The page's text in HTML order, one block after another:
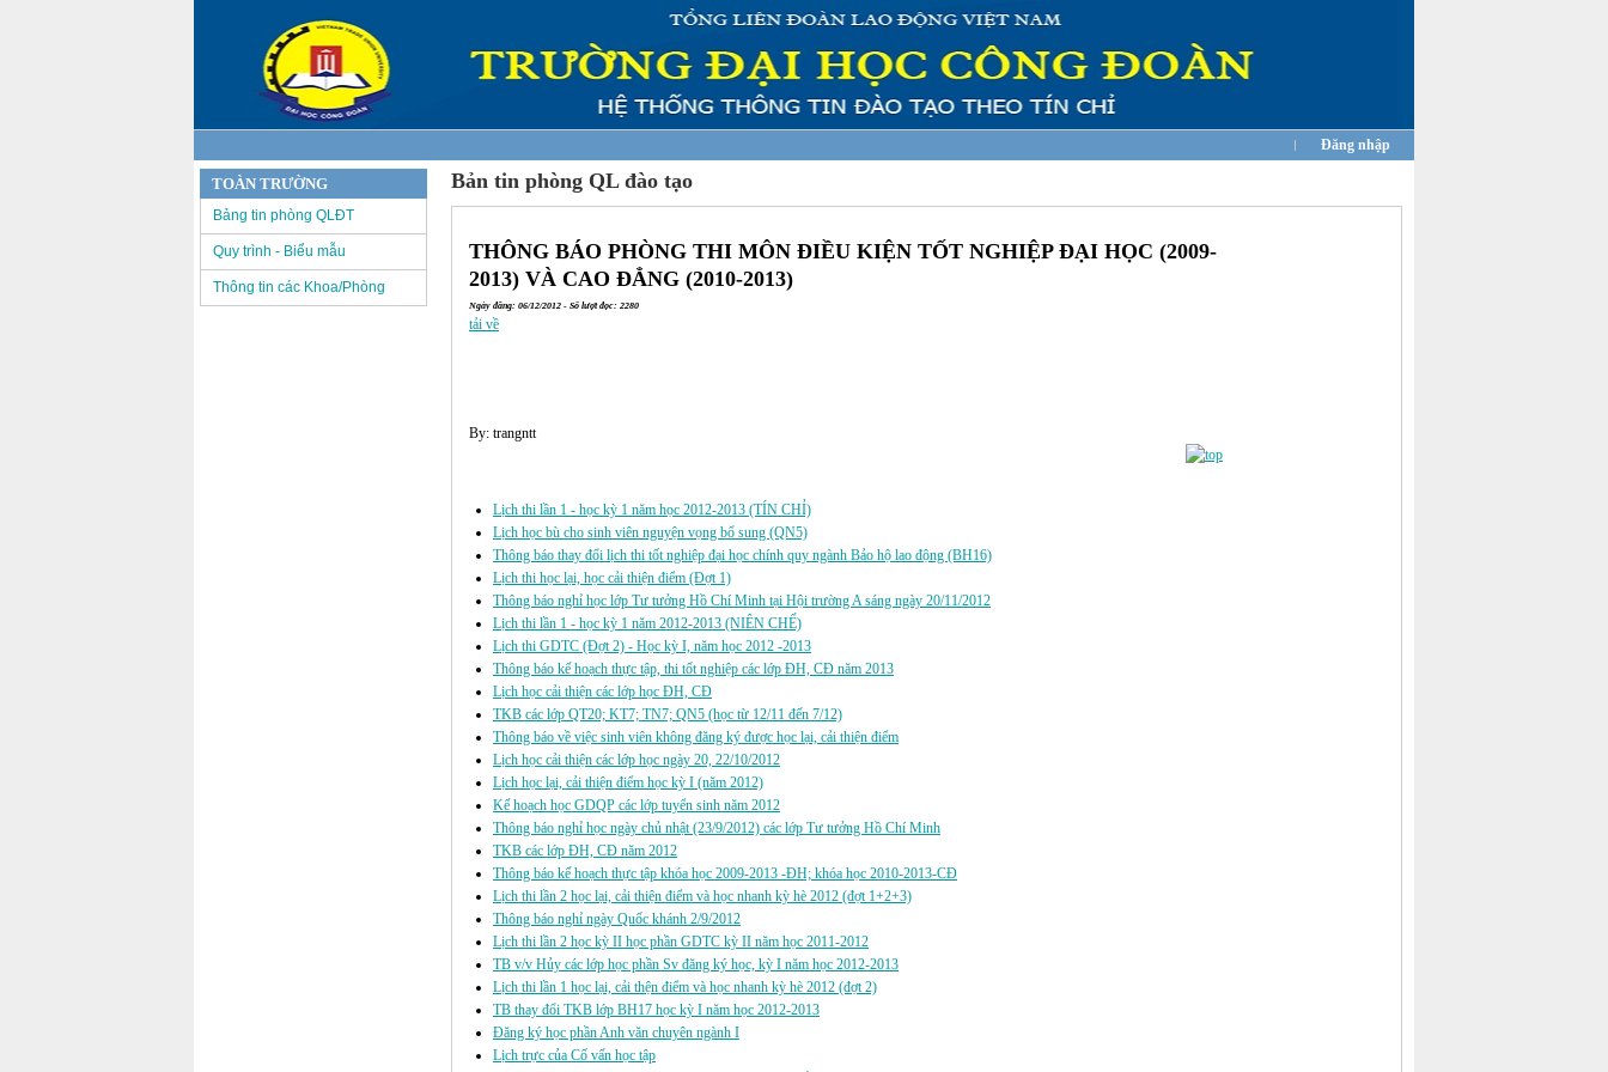
Đăng nhập
Bản tin phòng QL đào tạo
THÔNG BÁO PHÒNG THI MÔN ĐIỀU KIỆN TỐT NGHIỆP ĐẠI HỌC (2009-
2013) VÀ CAO ĐẲNG (2010-2013)
Ngày đăng: 06/12/2012 - Số lượt đọc: 2280
tải về
By: trangntt
Lịch thi lần 1 - học kỳ 1 năm học 2012-2013 (TÍN CHỈ)
Lịch học bù cho sinh viên nguyện vọng bổ sung (QN5)
Thông báo thay đổi lịch thi tốt nghiệp đại học chính quy ngành Bảo hộ lao động (BH16)
Lịch thi học lại, học cải thiện điểm (Đợt 1)
Thông báo nghỉ học lớp Tư tưởng Hồ Chí Minh tại Hội trường A sáng ngày 20/11/2012
Lịch thi lần 1 - học kỳ 1 năm 2012-2013 (NIÊN CHẾ)
Lịch thi GDTC (Đợt 2) - Học kỳ I, năm học 2012 -2013
Thông báo kế hoạch thực tập, thi tốt nghiệp các lớp ĐH, CĐ năm 2013
Lịch học cải thiện các lớp học ĐH, CĐ
TKB các lớp QT20; KT7; TN7; QN5 (học từ 12/11 đến 7/12)
Thông báo về việc sinh viên không đăng ký được học lại, cải thiện điểm
Lịch học cải thiện các lớp học ngày 20, 22/10/2012
Lịch học lại, cải thiện điểm học kỳ I (năm 2012)
Kế hoạch học GDQP các lớp tuyển sinh năm 2012
Thông báo nghỉ học ngày chủ nhật (23/9/2012) các lớp Tư tưởng Hồ Chí Minh
TKB các lớp ĐH, CĐ năm 2012
Thông báo kế hoạch thực tập khóa học 2009-2013 -ĐH; khóa học 2010-2013-CĐ
Lịch thi lần 2 học lại, cải thiện điểm và học nhanh kỳ hè 2012 (đợt 1+2+3)
Thông báo nghỉ ngày Quốc khánh 2/9/2012
Lịch thi lần 2 học kỳ II học phần GDTC kỳ II năm học 2011-2012
TB v/v Hủy các lớp học phần Sv đăng ký học, kỳ I năm học 2012-2013
Lịch thi lần 1 học lại, cải thện điểm và học nhanh kỳ hè 2012 (đợt 2)
TB thay đổi TKB lớp BH17 học kỳ I năm học 2012-2013
Đăng ký học phần Anh văn chuyên ngành I
Lịch trực của Cố vấn học tập
TOÀN TRƯỜNG
Bảng tin phòng QLĐT
Quy trình - Biểu mẫu
Thông tin các Khoa/Phòng